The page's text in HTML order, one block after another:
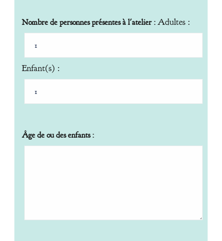
Nombre de personnes présentes à l'atelier : Adultes :
Enfant(s) :
Âge de ou des enfants :